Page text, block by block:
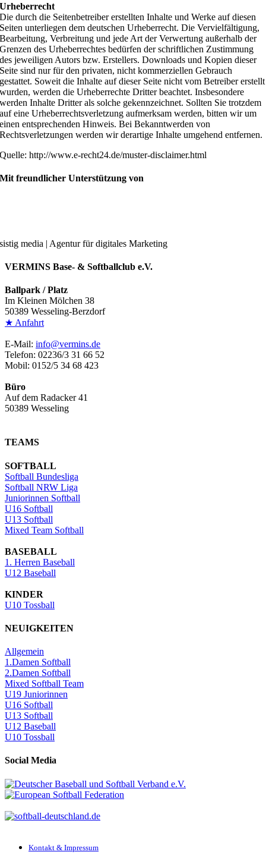
Urheberrecht
Die durch die Seitenbetreiber erstellten Inhalte und Werke auf diesen
Seiten unterliegen dem deutschen Urheberrecht. Die Vervielfältigung,
Bearbeitung, Verbreitung und jede Art der Verwertung außerhalb der
Grenzen des Urheberrechtes bedürfen der schriftlichen Zustimmung
des jeweiligen Autors bzw. Erstellers. Downloads und Kopien dieser
Seite sind nur für den privaten, nicht kommerziellen Gebrauch
gestattet. Soweit die Inhalte auf dieser Seite nicht vom Betreiber erstellt
wurden, werden die Urheberrechte Dritter beachtet. Insbesondere
werden Inhalte Dritter als solche gekennzeichnet. Sollten Sie trotzdem
auf eine Urheberrechtsverletzung aufmerksam werden, bitten wir um
einen entsprechenden Hinweis. Bei Bekanntwerden von
Rechtsverletzungen werden wir derartige Inhalte umgehend entfernen.
Quelle: http://www.e-recht24.de/muster-disclaimer.html
Mit freundlicher Unterstützung von
sistig media | Agentur für digitales Marketing
VERMINS Base- & Softballclub e.V.
Ballpark / Platz
Im Kleinen Mölchen 38
50389 Wesseling-Berzdorf
★ Anfahrt
E-Mail: info@vermins.de
Telefon: 02236/3 31 66 52
Mobil: 0152/5 34 68 423
Büro
Auf dem Radacker 41
50389 Wesseling
TEAMS
SOFTBALL
Softball Bundesliga
Softball NRW Liga
Juniorinnen Softball
U16 Softball
U13 Softball
Mixed Team Softball
BASEBALL
1. Herren Baseball
U12 Baseball
KINDER
U10 Tossball
NEUIGKEITEN
Allgemein
1.Damen Softball
2.Damen Softball
Mixed Softball Team
U19 Juniorinnen
U16 Softball
U13 Softball
U12 Baseball
U10 Tossball
Social Media
Kontakt & Impressum